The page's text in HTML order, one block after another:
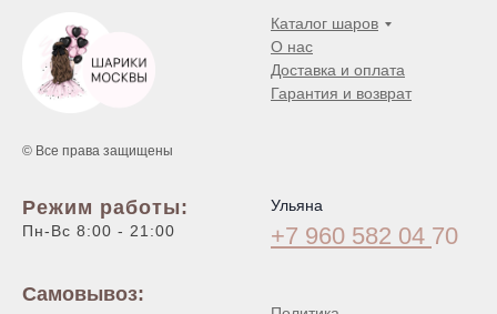
© Все права защищены
Каталог шаров
О нас
Доставка и оплата
Гарантия и возврат
Режим работы:
Пн-Вс 8:00 - 21:00
Самовывоз:
Ульяна
+7 960 582 04 70